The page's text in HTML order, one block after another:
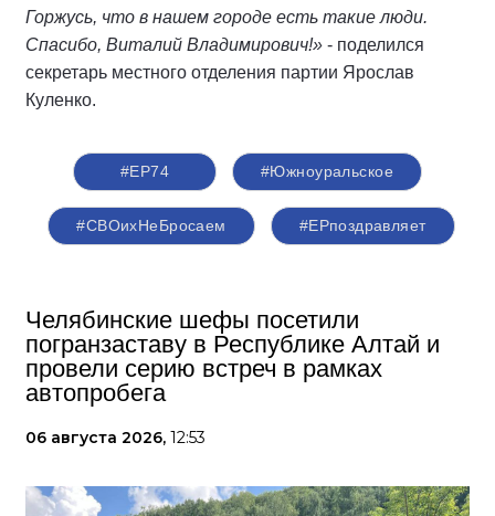
Горжусь, что в нашем городе есть такие люди.
Спасибо, Виталий Владимирович!» - поделился
секретарь местного отделения партии Ярослав
Куленко.
#ЕР74 #Южноуральское
#СВОихНеБросаем #ЕРпоздравляет
Челябинские шефы посетили
погранзаставу в Республике Алтай и
провели серию встреч в рамках
автопробега
06 августа 2026, 12:53